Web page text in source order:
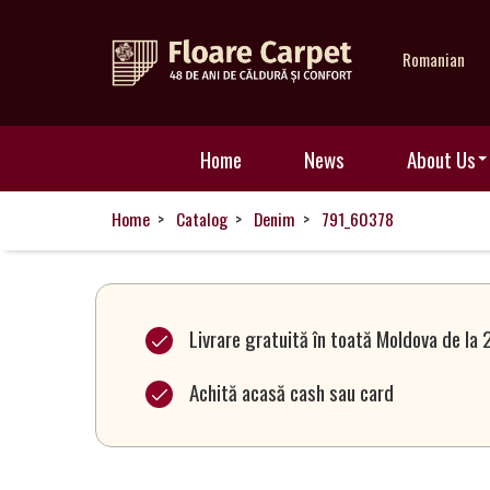
Romanian
Home News About Us
Home
Home Catalog Denim 791_60378
Livrare gratuită în toată Moldova de la
Achită acasă cash sau card